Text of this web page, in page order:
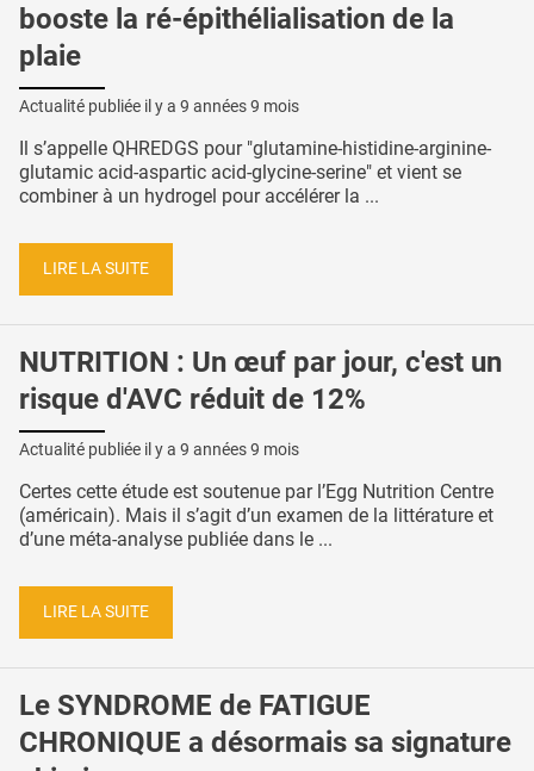
booste la ré-épithélialisation de la
plaie
Actualité publiée il y a 9 années 9 mois
Il s’appelle QHREDGS pour "glutamine-histidine-arginine-
glutamic acid-aspartic acid-glycine-serine" et vient se
combiner à un hydrogel pour accélérer la ...
LIRE LA SUITE
NUTRITION : Un œuf par jour, c'est un
risque d'AVC réduit de 12%
Actualité publiée il y a 9 années 9 mois
Certes cette étude est soutenue par l’Egg Nutrition Centre
(américain). Mais il s’agit d’un examen de la littérature et
d’une méta-analyse publiée dans le ...
LIRE LA SUITE
Le SYNDROME de FATIGUE
CHRONIQUE a désormais sa signature